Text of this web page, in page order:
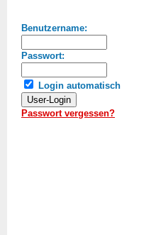
Benutzername:
Passwort:
Login automatisch
Passwort vergessen?